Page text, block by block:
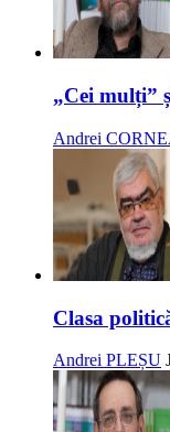
„Cei mulți”
Andrei
Clasa
Andrei PLEȘU